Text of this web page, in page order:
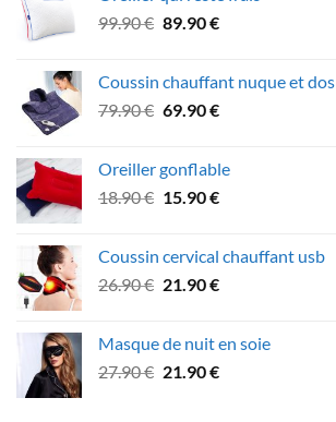
89.90 €.78.90 €.
99.90€ Le
était :
99.90 €.
89.90€Le
est :
89.90 €.
Coussin chauffant nuque et dos
79.90€ Le
était :
79.90 €.
69.90€Le
est :
69.90 €.
Oreiller gonflable
18.90€ Le
était :
18.90 €.
15.90€Le
est :
15.90 €.
Coussin cervical chauffant usb
26.90€ Le
était :
26.90 €.
21.90€Le
est :
21.90 €.
Masque de nuit en soie
27.90€ Le
21.90€Le